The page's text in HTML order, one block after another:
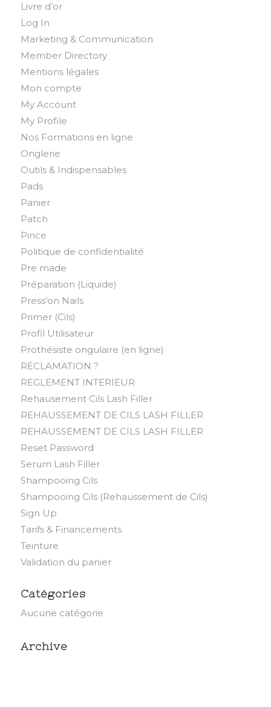
Livre d’or
Log In
Marketing & Communication
Member Directory
Mentions légales
Mon compte
My Account
My Profile
Nos Formations en ligne
Onglerie
Outils & Indispensables
Pads
Panier
Patch
Pince
Politique de confidentialité
Pre made
Préparation (Liquide)
Press’on Nails
Primer (Cils)
Profil Utilisateur
Prothésiste ongulaire (en ligne)
RECLAMATION ?
REGLEMENT INTERIEUR
Rehausement Cils Lash Filler
REHAUSSEMENT DE CILS LASH FILLER
REHAUSSEMENT DE CILS LASH FILLER
Reset Password
Serum Lash Filler
Shampooing Cils
Shampooing Cils (Rehaussement de Cils)
Sign Up
Tarifs & Financements
Teinture
Validation du panier
Catégories
Aucune catégorie
Archive